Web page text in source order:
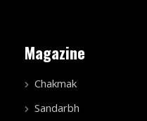
Magazine
Chakmak
Sandarbh